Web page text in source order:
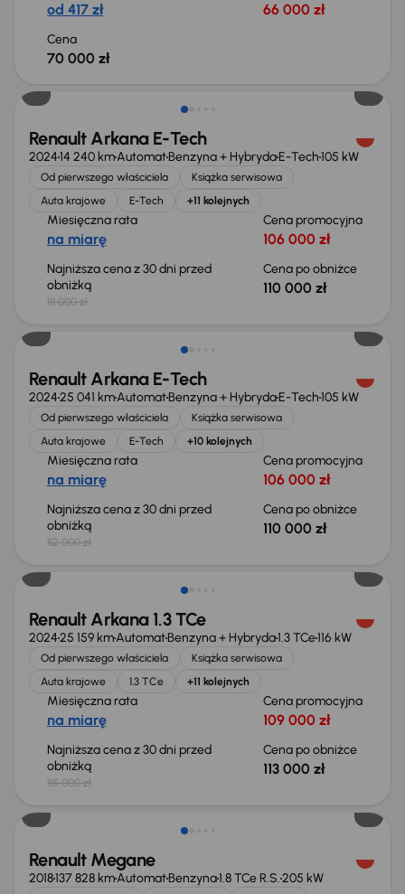
od 417 zł 66 000 zł
Cena
70 000 zł
Renault Arkana E-Tech
202414 240 kmAutomatBenzyna + HybrydaE-Tech105 kW
Od pierwszego właściciela
Książka serwisowa
Auta krajowe
E-Tech +11 kolejnych
Miesięczna rata
na miarę
Cena promocyjna
106 000 zł
Najniższa cena z 30 dni przed
obniżką
111 000 zł
Cena po obniżce
110 000 zł
Taniej o 2 000 zł
Renault Arkana E-Tech
202425 041 kmAutomatBenzyna + HybrydaE-Tech105 kW
Od pierwszego właściciela
Książka serwisowa
Auta krajowe
E-Tech +10 kolejnych
Miesięczna rata
na miarę
Cena promocyjna
106 000 zł
Najniższa cena z 30 dni przed
obniżką
112 000 zł
Cena po obniżce
110 000 zł
Taniej o 2 000 zł
Renault Arkana 1.3 TCe
202425 159 kmAutomatBenzyna + Hybryda1.3 TCe116 kW
Od pierwszego właściciela
Książka serwisowa
Auta krajowe
1.3 TCe +11 kolejnych
Miesięczna rata
na miarę
Cena promocyjna
109 000 zł
Najniższa cena z 30 dni przed
obniżką
115 000 zł
Cena po obniżce
113 000 zł
Taniej o 3 000 zł
Renault Megane
2018137 828 kmAutomatBenzyna1.8 TCe R.S.205 kW